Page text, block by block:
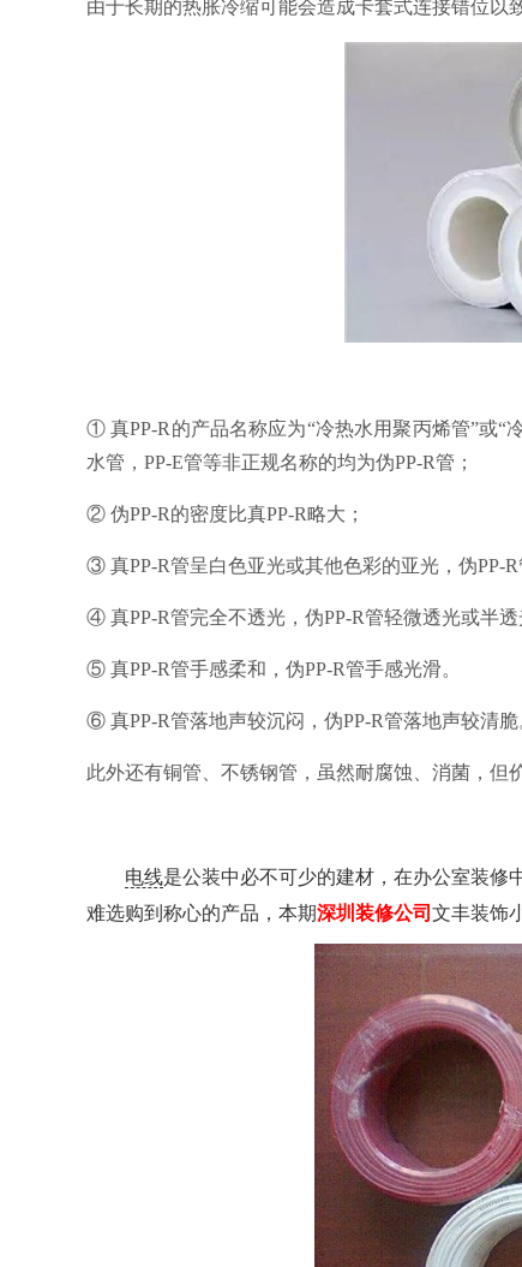
由于长期的热胀冷缩可能会造成卡套式连接错位以
① 真PP-R的产品名称应为“冷热水用聚丙烯管”或“
水管，PP-E管等非正规名称的均为伪PP-R管；
② 伪PP-R的密度比真PP-R略大；
③ 真PP-R管呈白色亚光或其他色彩的亚光，伪PP-R
④ 真PP-R管完全不透光，伪PP-R管轻微透光或半透
⑤ 真PP-R管手感柔和，伪PP-R管手感光滑。
⑥ 真PP-R管落地声较沉闷，伪PP-R管落地声较清
此外还有铜管、不锈钢管，虽然耐腐蚀、消菌，但
电线是公装中必不可少的建材，在办公室装修
难选购到称心的产品，本期深圳装修公司 文丰装饰